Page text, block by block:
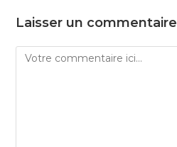
Laisser un commentaire
Comment